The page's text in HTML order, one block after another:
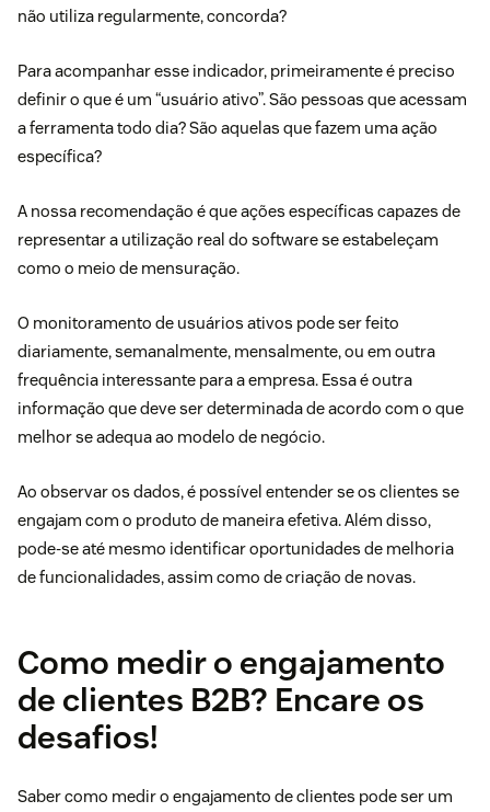
não utiliza regularmente, concorda?
Para acompanhar esse indicador, primeiramente é preciso
definir o que é um “usuário ativo”. São pessoas que acessam
a ferramenta todo dia? São aquelas que fazem uma ação
específica?
A nossa recomendação é que ações específicas capazes de
representar a utilização real do software se estabeleçam
como o meio de mensuração.
O monitoramento de usuários ativos pode ser feito
diariamente, semanalmente, mensalmente, ou em outra
frequência interessante para a empresa. Essa é outra
informação que deve ser determinada de acordo com o que
melhor se adequa ao modelo de negócio.
Ao observar os dados, é possível entender se os clientes se
engajam com o produto de maneira efetiva. Além disso,
pode-se até mesmo identificar oportunidades de melhoria
de funcionalidades, assim como de criação de novas.
Como medir o engajamento
de clientes B2B? Encare os
desafios!
Saber como medir o engajamento de clientes pode ser um